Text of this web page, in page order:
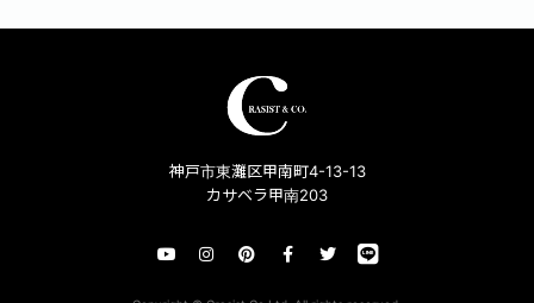
神戸市東灘区甲南町4-13-13
カサベラ甲南203